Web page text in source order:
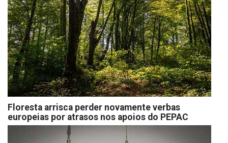
Floresta arrisca perder novamente verbas
europeias por atrasos nos apoios do PEPAC